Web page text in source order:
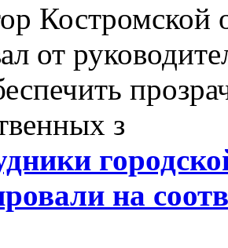
Костромской
от
з
на